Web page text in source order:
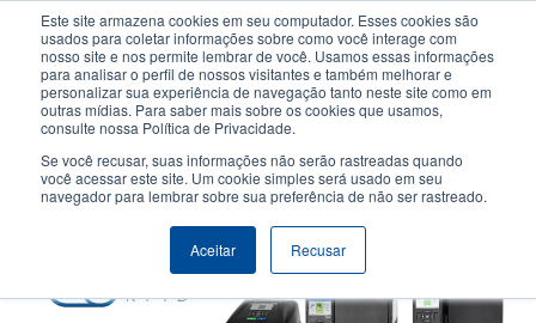
Este site armazena cookies em seu computador. Esses cookies são
usados para coletar informações sobre como você interage com
nosso site e nos permite lembrar de você. Usamos essas informações
para analisar o perfil de nossos visitantes e também melhorar e
personalizar sua experiência de navegação tanto neste site como em
outras mídias. Para saber mais sobre os cookies que usamos,
consulte nossa Política de Privacidade.
Se você recusar, suas informações não serão rastreadas quando
você acessar este site. Um cookie simples será usado em seu
navegador para lembrar sobre sua preferência de não ser rastreado.
Aceitar Recusar
conteúdo
principal
User
account
User
Header
Seletor de Produto Contactar Vendas
Etiquetas RFID